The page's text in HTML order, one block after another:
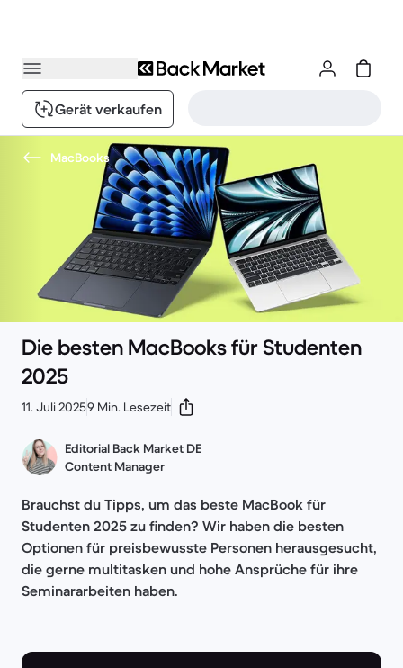
Gerät verkaufen
MacBooks
Die besten MacBooks für Studenten
2025
11. Juli 20259 Min. Lesezeit
Editorial Back Market DE
Content Manager
Brauchst du Tipps, um das beste MacBook für
Studenten 2025 zu finden? Wir haben die besten
Optionen für preisbewusste Personen herausgesucht,
die gerne multitasken und hohe Ansprüche für ihre
Seminararbeiten haben.